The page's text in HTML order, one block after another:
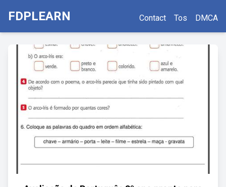
FDPLEARN Contact Tos DMCA